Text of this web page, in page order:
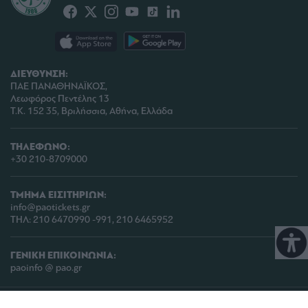
ΔΙΕΥΘΥΝΣΗ:
ΠΑΕ ΠΑΝΑΘΗΝΑΪΚΟΣ,
Λεωφόρος Πεντέλης 13
Τ.Κ. 152 35, Βριλήσσια, Αθήνα, Ελλάδα
ΤΗΛΕΦΩΝΟ:
+30 210-8709000
ΤΜΗΜΑ ΕΙΣΙΤΗΡΙΩΝ:
info@paotickets.gr
ΤΗΛ: 210 6470990 -991, 210 6465952
ΓΕΝΙΚΗ ΕΠΙΚΟΙΝΩΝΙΑ:
paoinfo @ pao.gr